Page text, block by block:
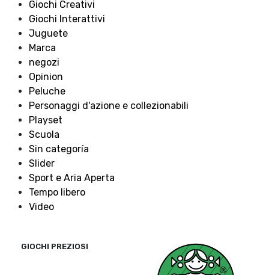
Giochi Creativi
Giochi Interattivi
Juguete
Marca
negozi
Opinion
Peluche
Personaggi d'azione e collezionabili
Playset
Scuola
Sin categoría
Slider
Sport e Aria Aperta
Tempo libero
Video
GIOCHI PREZIOSI